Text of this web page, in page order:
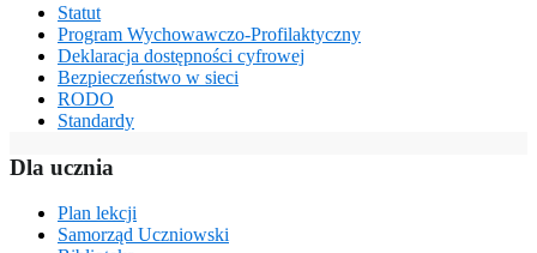
Statut
Program Wychowawczo-Profilaktyczny
Deklaracja dostępności cyfrowej
Bezpieczeństwo w sieci
RODO
Standardy
Dla ucznia
Plan lekcji
Samorząd Uczniowski